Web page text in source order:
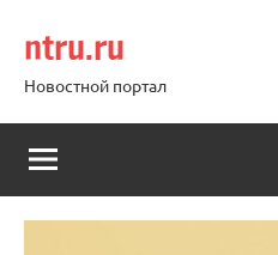
содержимому
ntru.ru
Новостной портал